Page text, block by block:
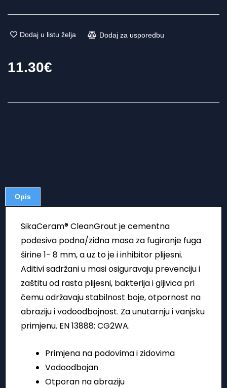
Dodaj u listu želja Dodaj za usporedbu
11.30€
Opis
SikaCeram® CleanGrout je cementna
podesiva podna/zidna masa za fugiranje fuga
širine 1- 8 mm, a uz to je i inhibitor plijesni.
Aditivi sadržani u masi osiguravaju prevenciju i
zaštitu od rasta plijesni, bakterija i gljivica pri
čemu održavaju stabilnost boje, otpornost na
abraziju i vodoodbojnost. Za unutarnju i vanjsku
primjenu. EN 13888: CG2WA.
Primjena na podovima i zidovima
Vodoodbojan
Otporan na abraziju